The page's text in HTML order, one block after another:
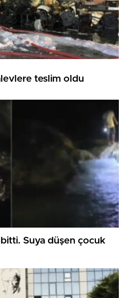
teslim oldu
Suya düşen çocuk